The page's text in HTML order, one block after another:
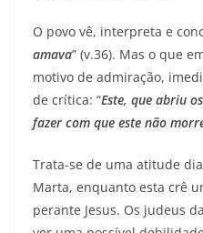
O povo vê, interpreta e
amava” (v.36). Mas o que
motivo de admiração,
de crítica: “Este, que abriu
fazer com que este não
Trata-se de uma atitude
Marta, enquanto esta crê
perante Jesus. Os judeus